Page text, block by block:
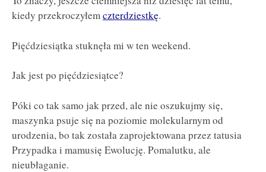
kiedy przekroczyłemczterdziestkę.
Pięćdziesiątka stuknęła mi w ten weekend.
Jak jest po pięćdziesiątce?
Póki co tak samo jak przed, ale nie oszukujmy się,
maszynka psuje się na poziomie molekularnym od
urodzenia, bo tak została zaprojektowana przez tatusia
Przypadka i mamusię Ewolucję. Pomalutku, ale
nieubłaganie.